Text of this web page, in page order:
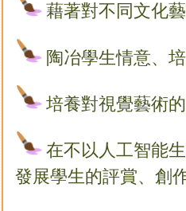
藉著對不同文化
陶冶學生情意、
培養對視覺藝術
在不以人工智能
發展學生的評賞、創